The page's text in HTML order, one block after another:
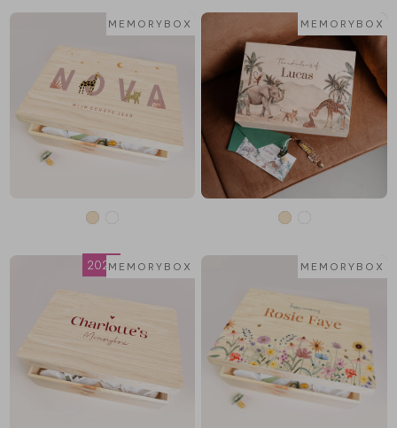
MEMORYBOX MEMORYBOX
MEMORYBOX
2026 COLLECTIE MEMORYBOX